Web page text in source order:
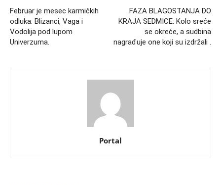
Februar je mesec karmičkih
odluka: Blizanci, Vaga i
Vodolija pod lupom
Univerzuma.
FAZA BLAGOSTANJA DO
KRAJA SEDMICE: Kolo sreće
se okreće, a sudbina
nagrađuje one koji su izdržali .
Portal